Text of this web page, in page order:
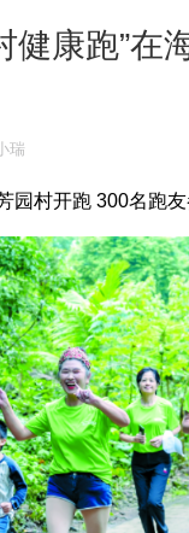
健康跑”在
瑞
村开跑 300名跑友